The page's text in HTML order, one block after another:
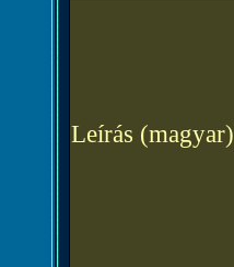
Leírás (magyar)